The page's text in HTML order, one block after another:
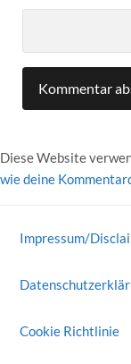
Diese Website
wie deine
Impressum/
Cookie Richtlinie